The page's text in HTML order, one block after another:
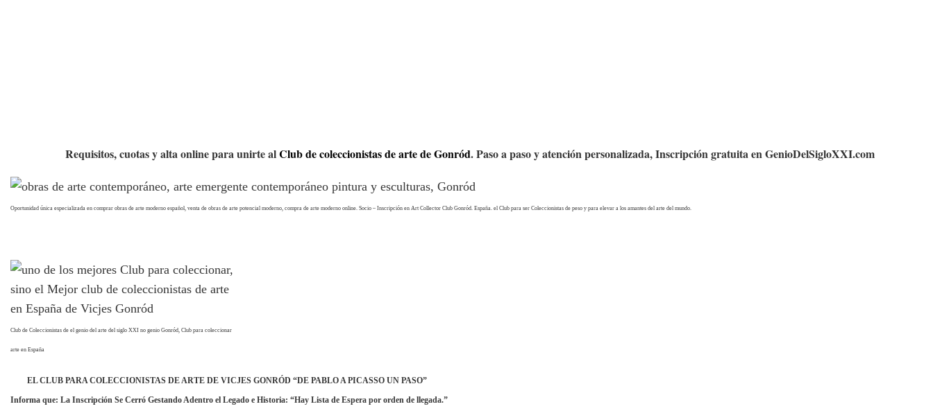
Requisitos, cuotas y alta online para unirte alClub de coleccionistas de arte de Gonród. Paso a paso y atención personalizada, Inscripción gratuita en GenioDelSigloXXI.com
Oportunidad única especializada en comprar obras de arte moderno español, venta de obras de arte potencial moderno, compra de arte moderno online. Socio – Inscripción en Art Collector Club Gonród. España. el Club para ser Coleccionistas de peso y para elevar a los amantes del arte del mundo.
Club de Coleccionistas de el genio del arte del siglo XXI no genio Gonród, Club para coleccionar
arte en España
EL CLUB PARA COLECCIONISTAS DE ARTE DE VICJES GONRÓD “DE PABLO A PICASSO UN PASO”
Informa que: La Inscripción Se Cerró Gestando Adentro el Legado e Historia: “Hay Lista de Espera por orden de llegada.”